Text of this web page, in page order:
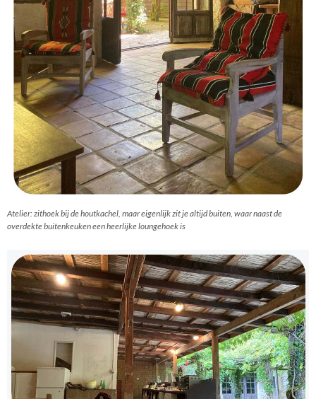
Atelier: zithoek bij de houtkachel, maar eigenlijk zit je altijd buiten, waar naast de
overdekte buitenkeuken een heerlijke loungehoek is